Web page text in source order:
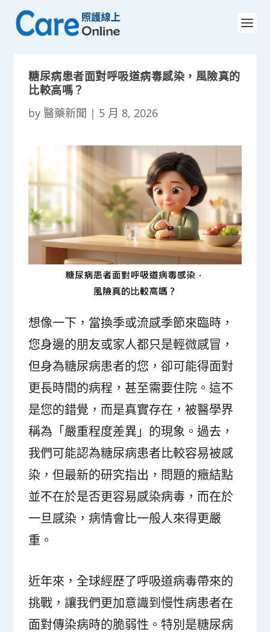
糖尿病患者面對呼吸道病毒感染，風險真的
比較高嗎？
by 醫藥新聞 | 5 月 8, 2026
想像一下，當換季或流感季節來臨時，
您身邊的朋友或家人都只是輕微感冒，
但身為糖尿病患者的您，卻可能得面對
更長時間的病程，甚至需要住院。這不
是您的錯覺，而是真實存在，被醫學界
稱為「嚴重程度差異」的現象。過去，
我們可能認為糖尿病患者比較容易被感
染，但最新的研究指出，問題的癥結點
並不在於是否更容易感染病毒，而在於
一旦感染，病情會比一般人來得更嚴
重。
近年來，全球經歷了呼吸道病毒帶來的
挑戰，讓我們更加意識到慢性病患者在
面對傳染病時的脆弱性。特別是糖尿病